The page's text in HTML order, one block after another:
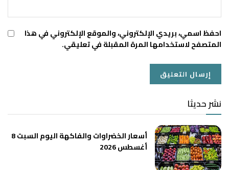
احفظ اسمي، بريدي الإلكتروني، والموقع الإلكتروني في هذا
المتصفح لاستخدامها المرة المقبلة في تعليقي.
نشر حديثا
أسعار الخضراوات والفاكهة اليوم السبت 8
أغسطس 2026